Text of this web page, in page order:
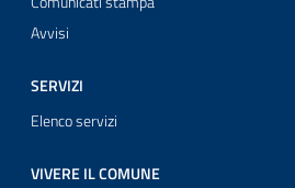
Avvisi
SERVIZI
Elenco servizi
VIVERE IL COMUNE